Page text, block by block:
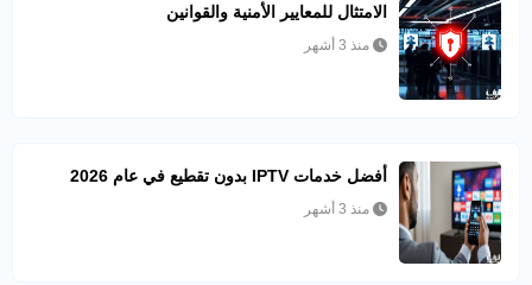
الامتثال للمعايير الأمنية والقوانين
منذ 3 أشهر
أفضل خدمات IPTV بدون تقطيع في عام 2026
منذ 3 أشهر